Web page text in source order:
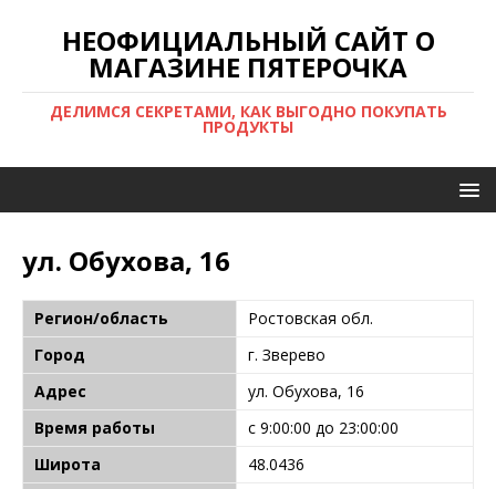
НЕОФИЦИАЛЬНЫЙ САЙТ О
МАГАЗИНЕ ПЯТЕРОЧКА
ДЕЛИМСЯ СЕКРЕТАМИ, КАК ВЫГОДНО ПОКУПАТЬ
ПРОДУКТЫ
ул. Обухова, 16
Регион/область
Ростовская обл.
Город
г. Зверево
Адрес
ул. Обухова, 16
Время работы
с 9:00:00 до 23:00:00
Широта
48.0436